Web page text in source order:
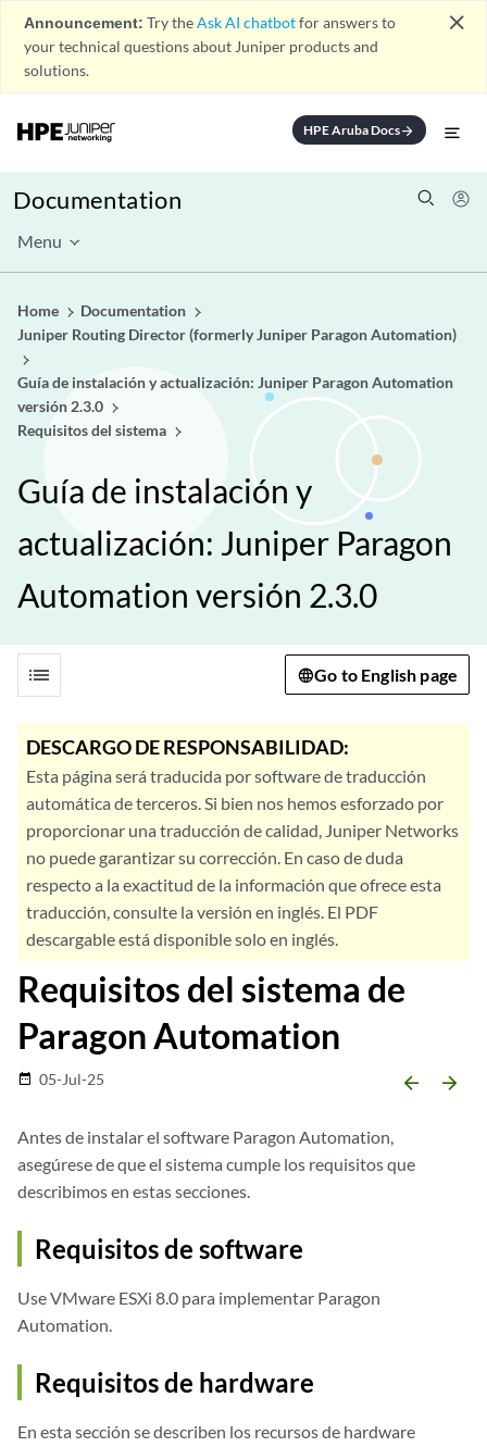
Announcement: Try theAsk AI chatbotfor answers to
your technical questions about Juniper products and
solutions.
close
HPE Aruba Docsarrow_forward
Documentation
Menu
Home
Documentation
Juniper Routing Director (formerly Juniper Paragon Automation)
Guía de instalación y actualización: Juniper Paragon Automation
versión 2.3.0
Requisitos del sistema
Guía de instalación y
actualización: Juniper Paragon
Automation versión 2.3.0
list Go to English page
DESCARGO DE RESPONSABILIDAD:
Esta página será traducida por software de traducción
automática de terceros. Si bien nos hemos esforzado por
proporcionar una traducción de calidad, Juniper Networks
no puede garantizar su corrección. En caso de duda
respecto a la exactitud de la información que ofrece esta
traducción, consulte la versión en inglés. El PDF
descargable está disponible solo en inglés.
Requisitos del sistema de
Paragon Automation
date_range 05-Jul-25 arrow_backward arrow_forward
Antes de instalar el software Paragon Automation,
asegúrese de que el sistema cumple los requisitos que
describimos en estas secciones.
Requisitos de software
Use VMware ESXi 8.0 para implementar Paragon
Automation.
Requisitos de hardware
En esta sección se describen los recursos de hardware